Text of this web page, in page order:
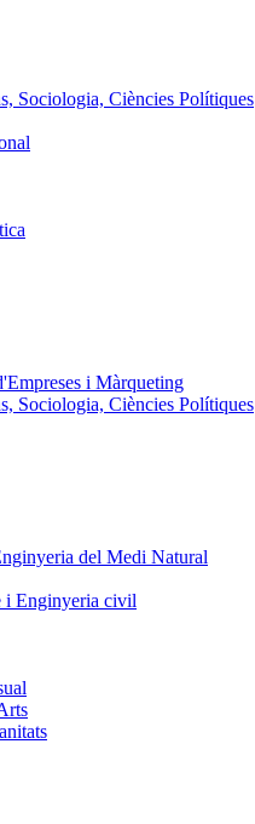
Sociologia, Ciències Polítiques
i Màrqueting
Sociologia, Ciències Polítiques
del Medi Natural
i Enginyeria civil